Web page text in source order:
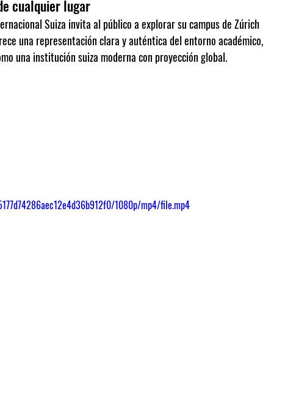
cualquier lugar
Suiza invita al público a explorar su campus de Zúrich
una representación clara y auténtica del entorno académico,
una institución suiza moderna con proyección global.
1080p/mp4/file.mp4